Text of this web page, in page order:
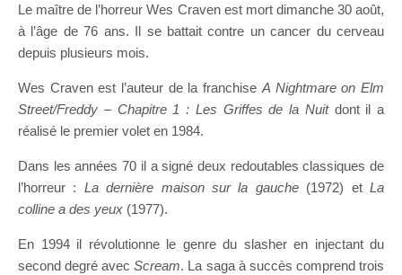
Le maître de l’horreur Wes Craven est mort dimanche 30 août,
à l’âge de 76 ans. Il se battait contre un cancer du cerveau
depuis plusieurs mois.
Wes Craven est l’auteur de la franchise A Nightmare on Elm
Street/Freddy – Chapitre 1 : Les Griffes de la Nuit dont il a
réalisé le premier volet en 1984.
Dans les années 70 il a signé deux redoutables classiques de
l’horreur : La dernière maison sur la gauche (1972) etLa
colline a des yeux (1977).
En 1994 il révolutionne le genre du slasher en injectant du
second degré avecScream. La saga à succès comprend trois